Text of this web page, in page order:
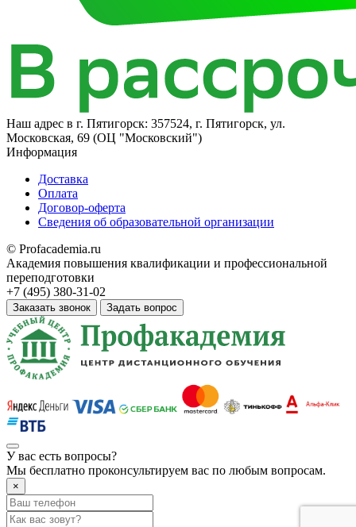
Наш адрес в г. Пятигорск: 357524, г. Пятигорск, ул.
Московская, 69 (ОЦ "Московский")
Информация
Доставка
Оплата
Договор-оферта
Сведения об образовательной организации
© Profacademia.ru
Академия повышения квалификации и профессиональной
переподготовки
+7 (495) 380-31-02
Заказать звонок Задать вопрос
У вас есть вопросы?
Мы бесплатно проконсультируем вас по любым вопросам.
×